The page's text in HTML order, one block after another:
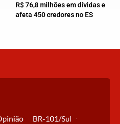
R$ 76,8 milhões em dívidas e
afeta 450 credores no ES
BR-101/Sul